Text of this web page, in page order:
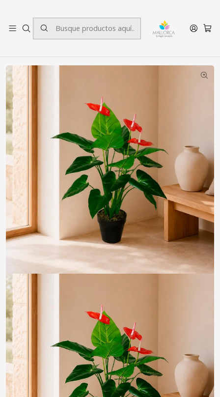
Inicio Decoración Plantas
Planta Decorativa Anthurium 80 cm